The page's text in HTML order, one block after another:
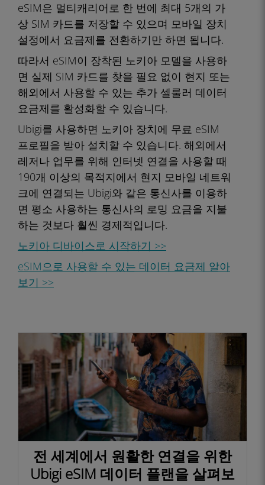
eSIM은 멀티캐리어로 한 번에 최대 5개의 가
상 SIM 카드를 저장할 수 있으며 모바일 장치
설정에서 요금제를 전환하기만 하면 됩니다.
따라서 eSIM이 장착된 노키아 모델을 사용하
면 실제 SIM 카드를 찾을 필요 없이 현지 또는
해외에서 사용할 수 있는 추가 셀룰러 데이터
요금제를 활성화할 수 있습니다.
Ubigi를 사용하면 노키아 장치에 무료 eSIM
프로필을 받아 설치할 수 있습니다. 해외에서
레저나 업무를 위해 인터넷 연결을 사용할 때
190개 이상의 목적지에서 현지 모바일 네트워
크에 연결되는 Ubigi와 같은 통신사를 이용하
면 평소 사용하는 통신사의 로밍 요금을 지불
하는 것보다 훨씬 경제적입니다.
노키아 디바이스로 시작하기 >>
eSIM으로 사용할 수 있는 데이터 요금제 알아
보기 >>
전 세계에서 원활한 연결을 위한
Ubigi eSIM 데이터 플랜을 살펴보